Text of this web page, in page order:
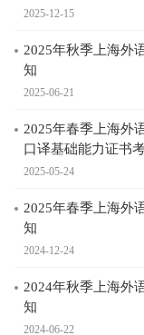
2025-12-15
2025年秋季上海外
知
2025-06-21
2025年春季上海外
口译基础能力证书
2025-05-24
2025年春季上海外
知
2024-12-24
2024年秋季上海外
知
2024-06-22